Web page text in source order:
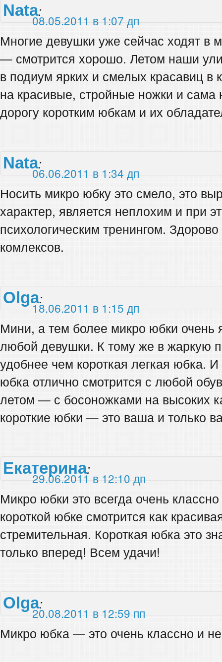
Nata:
08.05.2011 в 1:07 дп
Многие девушки уже сейчас ходят в
— смотрится хорошо. Летом наши
в подиум ярких и смелых красавиц в
на красивые, стройные ножки и сама
дорогу коротким юбкам и их
Nata:
06.06.2011 в 1:34 дп
Носить микро юбку это смело, это
характер, является неплохим и при
психологическим тренингом.
комлексов.
Olga:
18.06.2011 в 1:15 дп
Мини, а тем более микро юбки очень
любой девушки. К тому же в жаркую
удобнее чем короткая легкая юбка.
юбка отлично смотрится с любой
летом — с босоножками на высоких
короткие юбки — это ваша и только
Екатерина:
29.06.2011 в 12:10 дп
Микро юбки это всегда очень
короткой юбке смотрится как
стремительная. Короткая юбка это
только вперед! Всем удачи!
Olga:
20.08.2011 в 12:59 пп
Микро юбка — это очень классно и